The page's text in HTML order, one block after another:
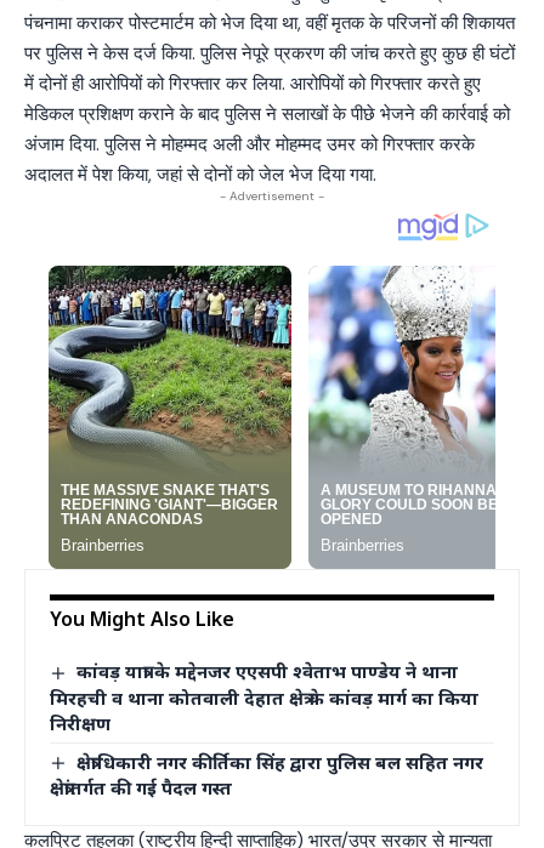
पंचनामा कराकर पोस्टमार्टम को भेज दिया था, वहीं मृतक के परिजनों की शिकायत
पर पुलिस ने केस दर्ज किया. पुलिस नेपूरे प्रकरण की जांच करते हुए कुछ ही घंटों
में दोनों ही आरोपियों को गिरफ्तार कर लिया. आरोपियों को गिरफ्तार करते हुए
मेडिकल प्रशिक्षण कराने के बाद पुलिस ने सलाखों के पीछे भेजने की कार्रवाई को
अंजाम दिया. पुलिस ने मोहम्मद अली और मोहम्मद उमर को गिरफ्तार करके
अदालत में पेश किया, जहां से दोनों को जेल भेज दिया गया.
- Advertisement -
You Might Also Like
कांवड़ यात्रा के मद्देनजर एएसपी श्वेताभ पाण्डेय ने थाना
मिरहची व थाना कोतवाली देहात क्षेत्र के कांवड़ मार्ग का किया
निरीक्षण
क्षेत्राधिकारी नगर कीर्तिका सिंह द्वारा पुलिस बल सहित नगर
क्षेत्रांतर्गत की गई पैदल गस्त
कलप्रिट तहलका (राष्ट्रीय हिन्दी साप्ताहिक) भारत/उप्र सरकार से मान्यता